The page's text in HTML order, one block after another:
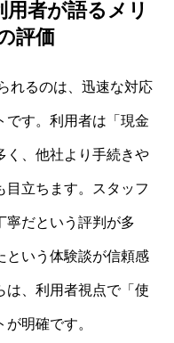
者が語るメリ
評価
れるのは、迅速な対応
です。利用者は「現金
く、他社より手続きや
目立ちます。スタッフ
寧だという評判が多
という体験談が信頼感
は、利用者視点で「使
明確です。